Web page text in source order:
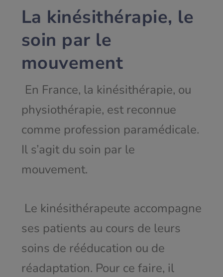
La kinésithérapie, le
soin par le
mouvement
En France, la kinésithérapie, ou
physiothérapie, est reconnue
comme profession paramédicale.
Il s’agit du soin par le
mouvement.
Le kinésithérapeute accompagne
ses patients au cours de leurs
soins de rééducation ou de
réadaptation. Pour ce faire, il